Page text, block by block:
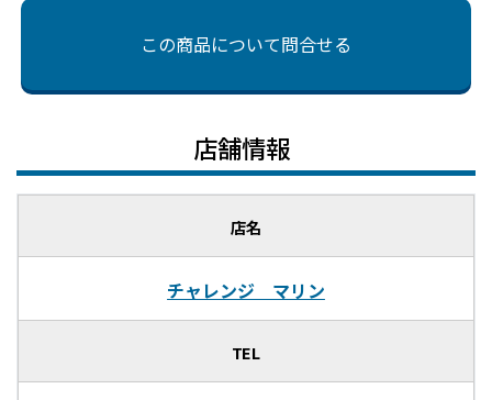
この商品について問合せる
店舗情報
店名
チャレンジ マリン
TEL